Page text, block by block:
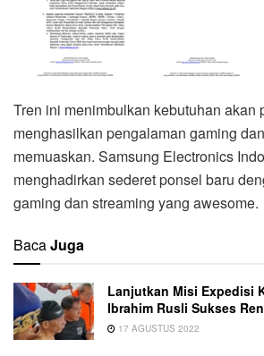
Tren ini menimbulkan kebutuhan akan
menghasilkan pengalaman gaming
memuaskan. Samsung Electronics
menghadirkan sederet ponsel baru
gaming dan streaming yang awesome.
BacaJuga
Lanjutkan Misi Expedisi
Ibrahim Rusli Sukses
17 AGUSTUS 2022